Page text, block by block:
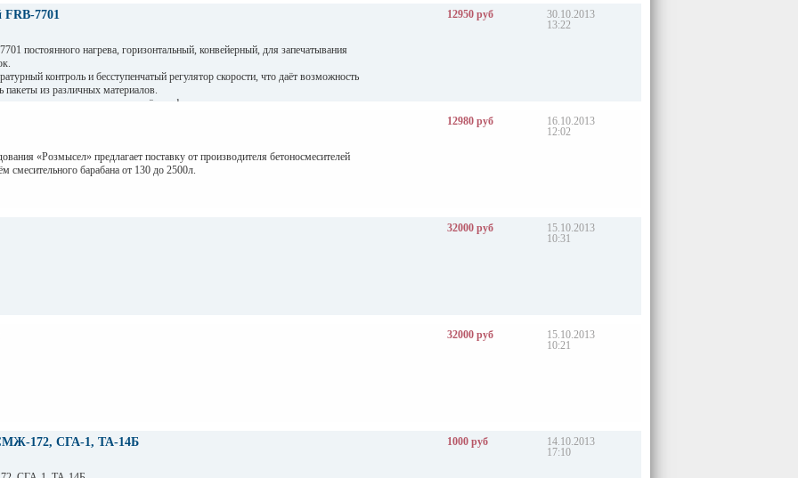
7701
постоянного нагрева, горизонтальный, конвейерный, для запечатывания
контроль и бесступенчатый регулятор скорости, что даёт возможность
пакеты из различных материалов.
и композитных полимерных плёнок, фольги и т.п.
скорость и надёжность в работе. Широко применяется в косметической,
30.10.2013
13:22
12950 руб
«Розмысел» предлагает поставку от производителя бетоносмесителей
смесительного барабана от 130 до 2500л.
16.10.2013
12:02
12980 руб
15.10.2013
10:31
32000 руб
15.10.2013
10:21
32000 руб
172, СГА-1, ТА-14Б
14.10.2013
17:10
1000 руб